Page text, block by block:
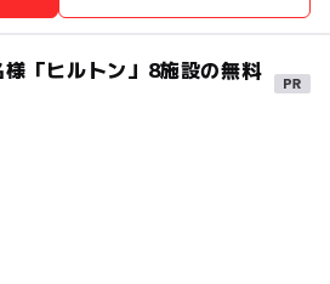
「ヒルトン」8施設の無料